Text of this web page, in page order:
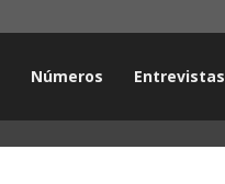
Números Entrevistas